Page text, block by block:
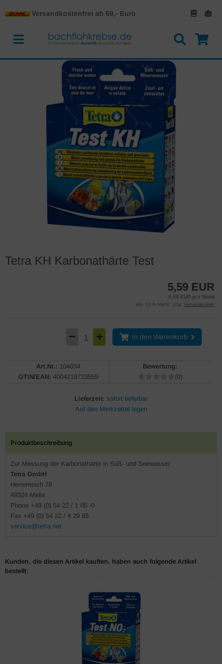
Versandkostenfrei ab 69,- Euro
Tetra KH Karbonathärte Test
5,59 EUR
5,59 EUR pro Stück
inkl. 19 % MwSt. zzgl. Versandkosten
In den Warenkorb
Art.Nr.: 104054
GTIN/EAN: 4004218723559
Bewertung:
(0)
Lieferzeit: sofort lieferbar
Produktbeschreibung
Zur Messung der Karbonathärte in Süß- und Seewasser.
Tetra GmbH
Herrenteich 78
49324 Melle
Phone +49 (0) 54 22 / 1 05 -0
Fax +49 (0) 54 22 / 4 29 85
service@tetra.net
Kunden, die diesen Artikel kauften, haben auch folgende Artikel
bestellt: